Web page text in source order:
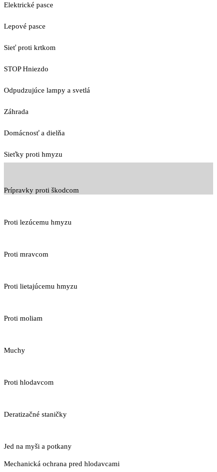
Elektrické pasce
Lepové pasce
Sieť proti krtkom
STOP Hniezdo
Odpudzujúce lampy a svetlá
Záhrada
Domácnosť a dielňa
Sieťky proti hmyzu
Prípravky proti škodcom
Proti lezúcemu hmyzu
Proti mravcom
Proti lietajúcemu hmyzu
Proti moliam
Muchy
Proti hlodavcom
Deratizačné staničky
Jed na myši a potkany
Mechanická ochrana pred hlodavcami